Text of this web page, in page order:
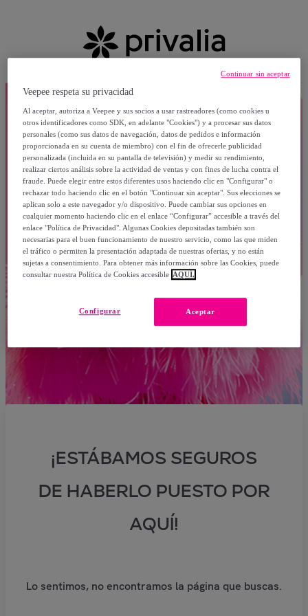
¡ESTÁBAMOS SEGUROS
DE HABERLO PUESTO POR
AQUÍ!
Lo sentimos, no encontramos la página que buscas.
Veepee respeta su privacidad
Al aceptar, autoriza a Veepee y sus socios a usar rastreadores (como cookies u
otros identificadores como SDK, en adelante "Cookies") y a procesar sus datos
personales (como sus datos de navegación, datos de pedidos e información
proporcionada en su cuenta de miembro) con el fin de ofrecerle publicidad
personalizada (incluida en su pantalla de televisión) y medir su rendimiento,
realizar ciertos análisis sobre la actividad de ventas y con fines de lucha contra el
fraude. Puede elegir entre estos diferentes usos haciendo clic en "Configurar" o
rechazar todo haciendo clic en el botón "Continuar sin aceptar". Sus elecciones se
aplican solo a este navegador y/o dispositivo. Puede cambiar sus opciones en
cualquier momento haciendo clic en el enlace “Configurar” accesible a través del
enlace "Política de Privacidad". Algunas Cookies depositadas también son
necesarias para el buen funcionamiento de nuestro servicio, como las que miden
el tráfico o permiten la presentación adaptada de nuestras ofertas, y no están
sujetas a consentimiento. Para obtener más información sobre las Cookies, puede
consultar nuestra Política de Cookies accesible AQUÍ.
Aceptar
Configurar
Continuar sin aceptar